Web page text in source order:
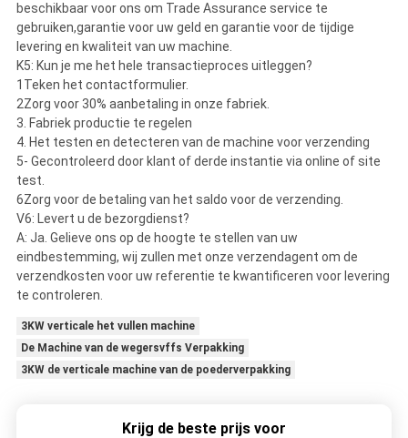
beschikbaar voor ons om Trade Assurance service te
gebruiken,garantie voor uw geld en garantie voor de tijdige
levering en kwaliteit van uw machine.
K5: Kun je me het hele transactieproces uitleggen?
1Teken het contactformulier.
2Zorg voor 30% aanbetaling in onze fabriek.
3. Fabriek productie te regelen
4. Het testen en detecteren van de machine voor verzending
5- Gecontroleerd door klant of derde instantie via online of site
test.
6Zorg voor de betaling van het saldo voor de verzending.
V6: Levert u de bezorgdienst?
A: Ja. Gelieve ons op de hoogte te stellen van uw
eindbestemming, wij zullen met onze verzendagent om de
verzendkosten voor uw referentie te kwantificeren voor levering
te controleren.
3KW verticale het vullen machine
De Machine van de wegersvffs Verpakking
3KW de verticale machine van de poederverpakking
Krijg de beste prijs voor